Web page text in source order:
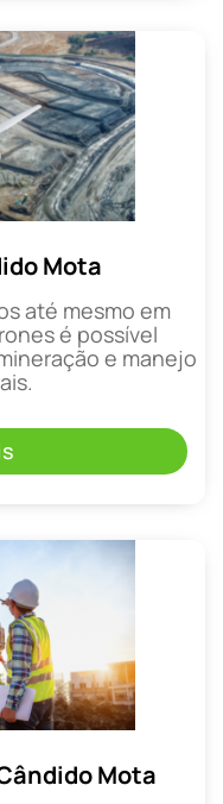
Mota
até mesmo em
é possível
e manejo
Mota